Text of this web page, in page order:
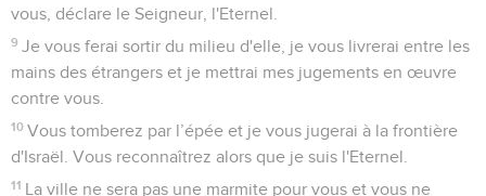
vous, déclare le Seigneur, l'Eternel.
9 Je vous ferai sortir du milieu d'elle, je vous livrerai entre les
mains des étrangers et je mettrai mes jugements en œuvre
contre vous.
10 Vous tomberez par l’épée et je vous jugerai à la frontière
d'Israël. Vous reconnaîtrez alors que je suis l'Eternel.
11 La ville ne sera pas une marmite pour vous et vous ne